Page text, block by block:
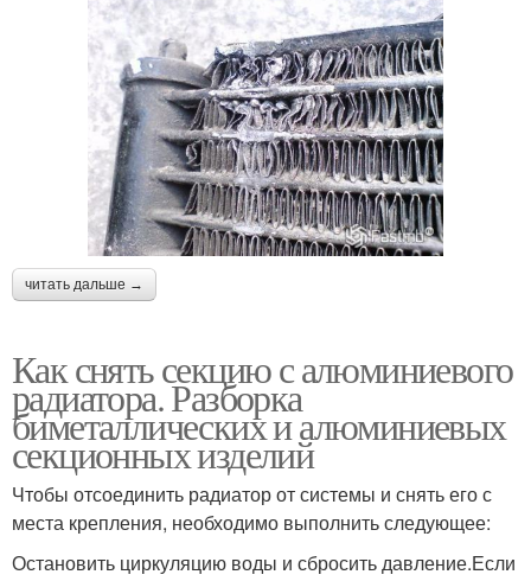
читать дальше →
Как снять секцию с алюминиевого
радиатора. Разборка
биметаллических и алюминиевых
секционных изделий
Чтобы отсоединить радиатор от системы и снять его с
места крепления, необходимо выполнить следующее:
Остановить циркуляцию воды и сбросить давление.Если